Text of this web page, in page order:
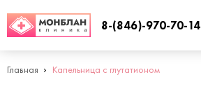
8-(846)-970-70-14
Главная Капельница с глутатионом